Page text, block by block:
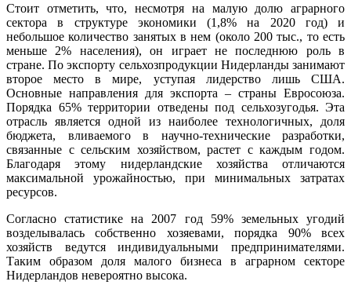
Стоит отметить, что, несмотря на малую долю аграрного
сектора в структуре экономики (1,8% на 2020 год) и
небольшое количество занятых в нем (около 200 тыс., то есть
меньше 2% населения), он играет не последнюю роль в
стране. По экспорту сельхозпродукции Нидерланды занимают
второе место в мире, уступая лидерство лишь США.
Основные направления для экспорта – страны Евросоюза.
Порядка 65% территории отведены под сельхозугодья. Эта
отрасль является одной из наиболее технологичных, доля
бюджета, вливаемого в научно-технические разработки,
связанные с сельским хозяйством, растет с каждым годом.
Благодаря этому нидерландские хозяйства отличаются
максимальной урожайностью, при минимальных затратах
ресурсов.
Согласно статистике на 2007 год 59% земельных угодий
возделывалась собственно хозяевами, порядка 90% всех
хозяйств ведутся индивидуальными предпринимателями.
Таким образом доля малого бизнеса в аграрном секторе
Нидерландов невероятно высока.